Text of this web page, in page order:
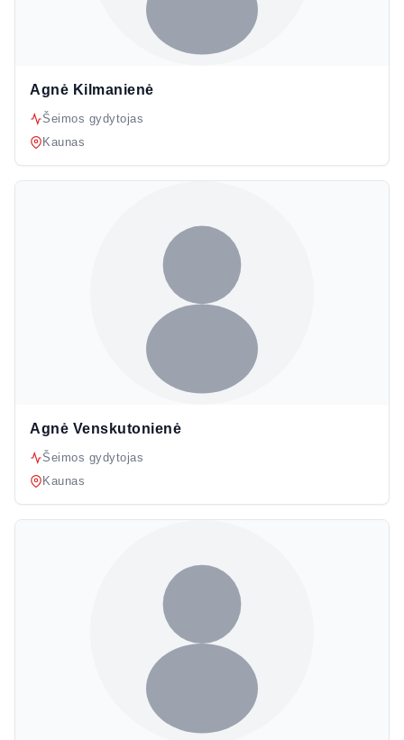
Agnė Kilmanienė
Šeimos gydytojas
Kaunas
Agnė Venskutonienė
Šeimos gydytojas
Kaunas